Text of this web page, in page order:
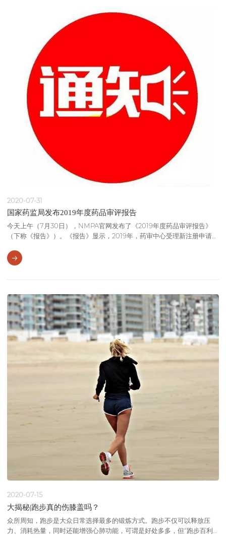
2020-07-31
国家药监局发布2019年度药品审评报告
今天上午（7月30日），NMPA官网发布了《2019年度药品审评报告》
（下称《报告》）。《报告》显示，2019年，药审中心受理新注册申请
4907件需药审中心技术审评和行政审批的注册申请），直接行政审批
（无需技术审评）的注册申请1878件。 在颇受关注的1类创新药方面，药
较2018年增长了26.4%；受理1类创新药的新药上市申请（NDA）17个品
种，较2018年减少了8个品种。 在国产1类创新药方面，药审中心共受理
注册申请528件（244个品种），其中受理临床申请503件（228个品
种），上市申请25件（16个品种）。按药品类型统计，化学药401件
（144个品种），生物制品127件（100个品种），创新药的适应症主要集
中在抗肿瘤、抗感染和消化系统疾病领域。
2020-07-15
大揭秘|跑步真的伤膝盖吗？
众所周知，跑步是大众日常选择最多的锻炼方式。跑步不仅可以释放压
力、消耗热量，同时还能增强心肺功能，可谓是好处多多，但“跑步百利